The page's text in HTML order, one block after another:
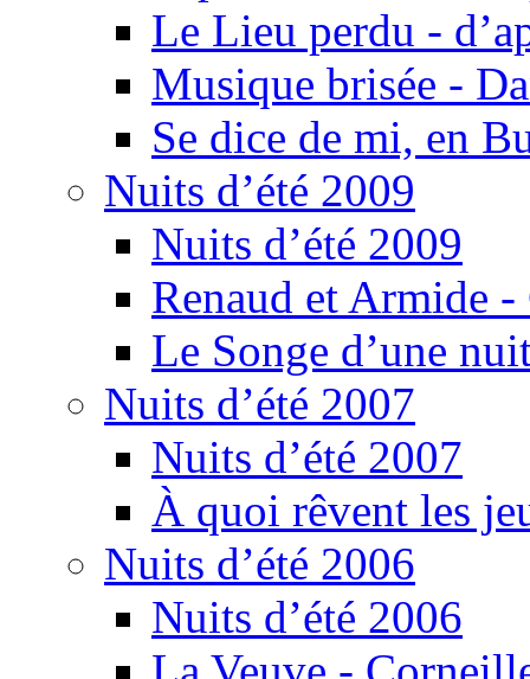
Le Lieu perdu -
Musique brisée -
Se dice de mi, en
Nuits d’été 2009
Nuits d’été 2009
Renaud et Armide -
Le Songe d’une
Nuits d’été 2007
Nuits d’été 2007
À quoi rêvent les
Nuits d’été 2006
Nuits d’été 2006